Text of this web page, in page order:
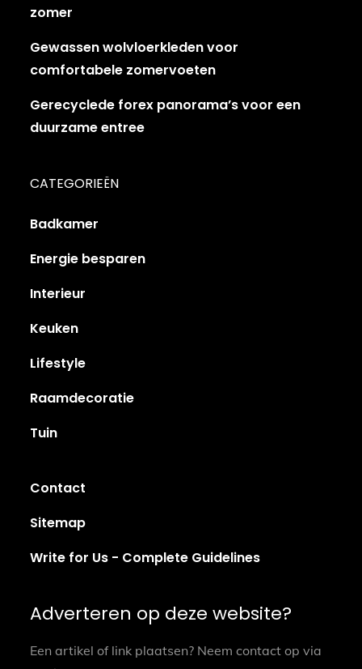
zomer
Gewassen wolvloerkleden voor
comfortabele zomervoeten
Gerecyclede forex panorama’s voor een
duurzame entree
CATEGORIEËN
Badkamer
Energie besparen
Interieur
Keuken
Lifestyle
Raamdecoratie
Tuin
Contact
Sitemap
Write for Us - Complete Guidelines
Adverteren op deze website?
Een artikel of link plaatsen? Neem contact op via